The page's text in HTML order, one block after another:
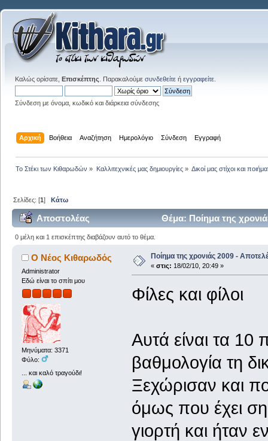
Καλώς ορίσατε, Επισκέπτης . Παρακαλούμε συνδεθείτε ή εγγραφείτε
Σύνδεση με όνομα, κωδικό και διάρκεια σύνδεσης
Αρχική Βοήθεια Αναζήτηση Ημερολόγιο Σύνδεση Εγγραφή
Το Στέκι των Κιθαρωδών » Καλλιτεχνικές μας δημιουργίες» Δικοί μας στίχοι και
Σελίδες: [1]Κάτω
Αποστολέας Θέμα: Ποίημα της
0 μέλη και 1 επισκέπτης διαβάζουν αυτό το θέμα.
Ο Νέος Κιθαρωδός
Administrator
Εδώ είναι το σπίτι μου
Μηνύματα: 3371
Φύλο:
... και καλό τραγούδι!
Ποίημα της χρονιάς 2009 -
« στις: 18/02/10, 20:49 »
Φίλες και φίλοι
Αυτά είναι τα
βαθμολογία τη
Ξεχώρισαν και
όμως που έχει
γιορτή και ήταν